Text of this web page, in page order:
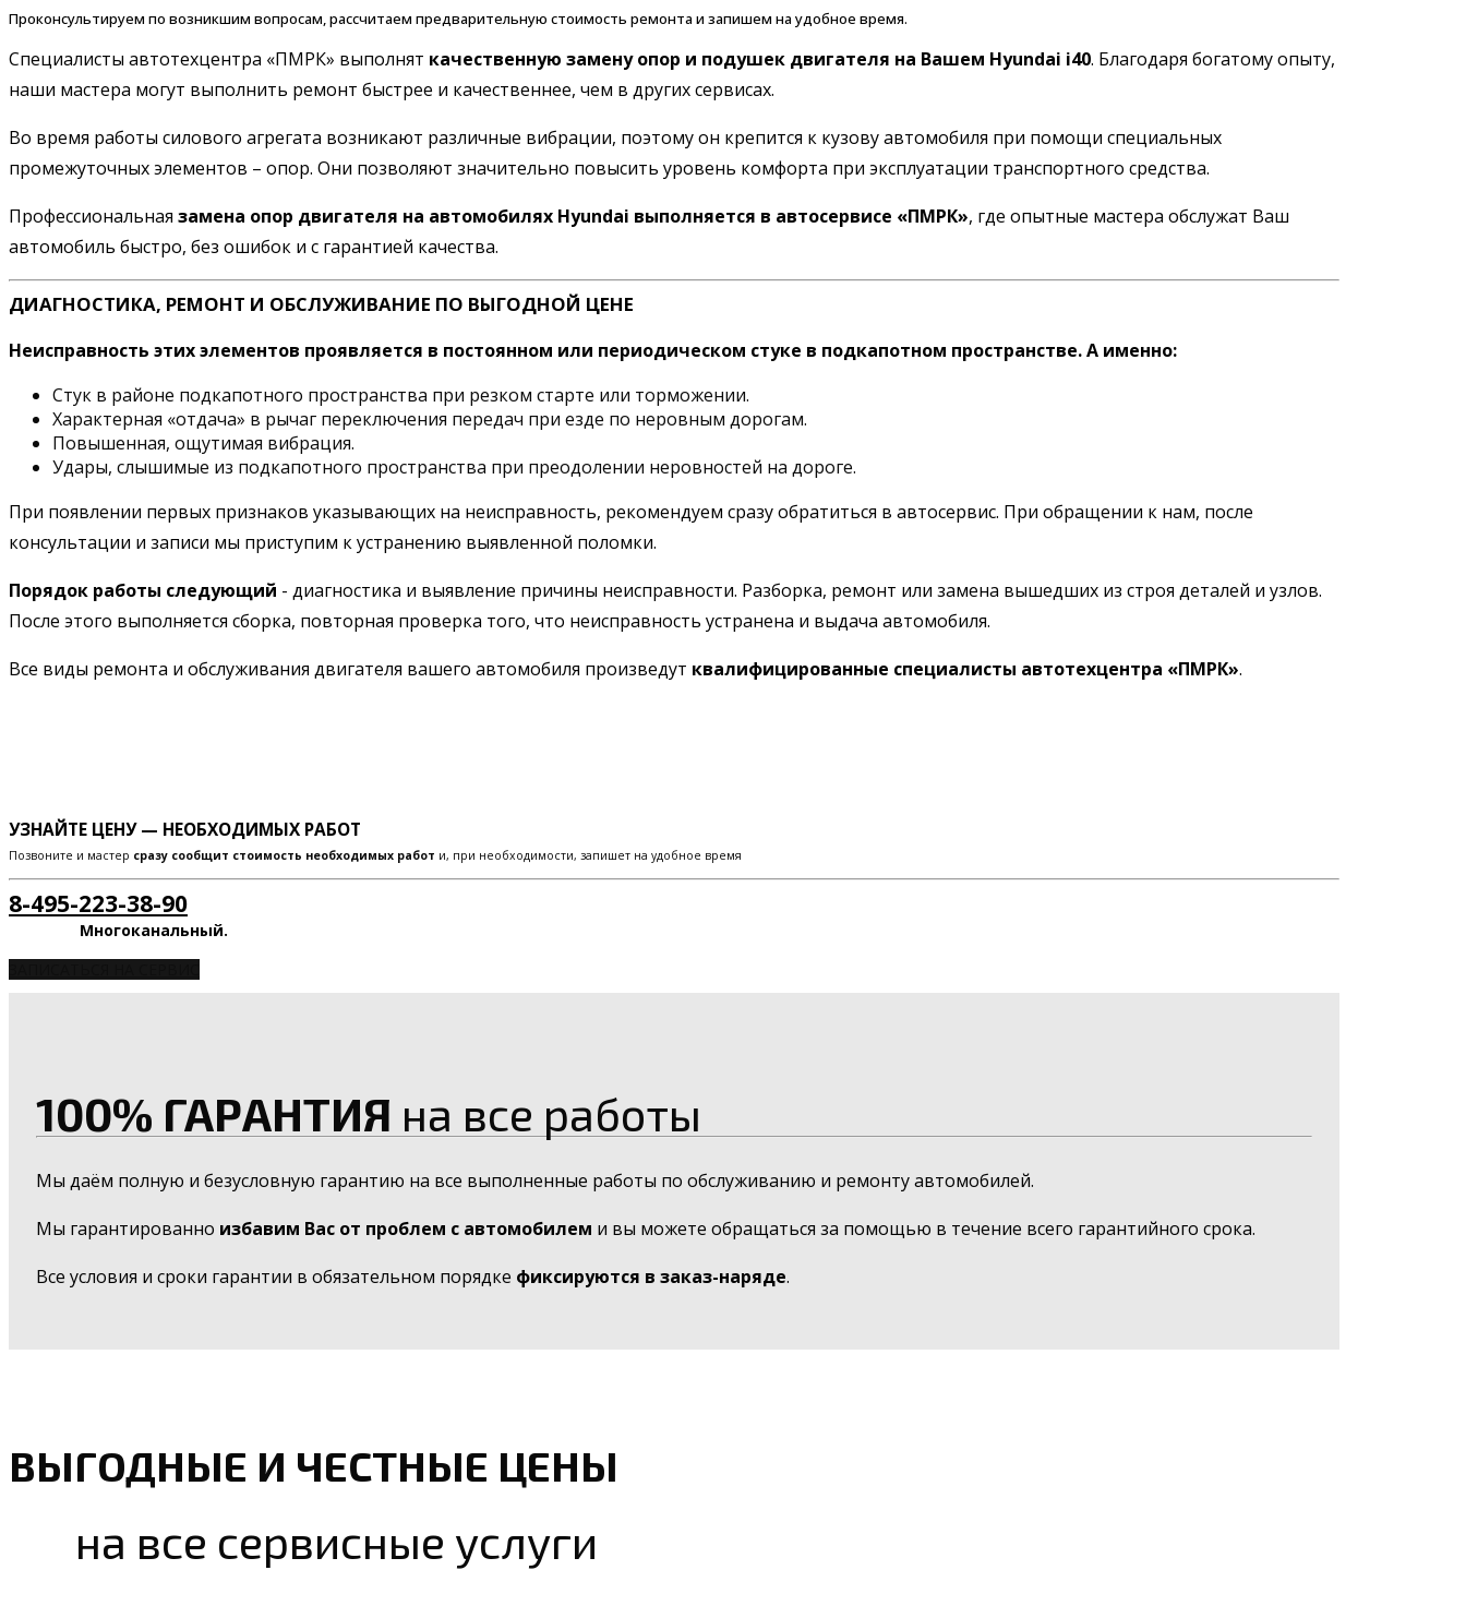
Проконсультируем по возникшим вопросам, рассчитаем предварительную стоимость ремонта и запишем на удобное время.
Специалисты автотехцентра «ПМРК» выполнят качественную замену опор и подушек двигателя на Вашем Hyundai i40. Благодаря богатому опыту,
наши мастера могут выполнить ремонт быстрее и качественнее, чем в других сервисах.
Во время работы силового агрегата возникают различные вибрации, поэтому он крепится к кузову автомобиля при помощи специальных
промежуточных элементов – опор. Они позволяют значительно повысить уровень комфорта при эксплуатации транспортного средства.
Профессиональная замена опор двигателя на автомобилях Hyundai выполняется в автосервисе «ПМРК», где опытные мастера обслужат Ваш
автомобиль быстро, без ошибок и с гарантией качества.
ДИАГНОСТИКА, РЕМОНТ И ОБСЛУЖИВАНИЕ ПО ВЫГОДНОЙ ЦЕНЕ
Неисправность этих элементов проявляется в постоянном или периодическом стуке в подкапотном пространстве. А именно:
Стук в районе подкапотного пространства при резком старте или торможении.
Характерная «отдача» в рычаг переключения передач при езде по неровным дорогам.
Повышенная, ощутимая вибрация.
Удары, слышимые из подкапотного пространства при преодолении неровностей на дороге.
При появлении первых признаков указывающих на неисправность, рекомендуем сразу обратиться в автосервис. При обращении к нам, после
консультации и записи мы приступим к устранению выявленной поломки.
Порядок работы следующий - диагностика и выявление причины неисправности. Разборка, ремонт или замена вышедших из строя деталей и узлов.
После этого выполняется сборка, повторная проверка того, что неисправность устранена и выдача автомобиля.
Все виды ремонта и обслуживания двигателя вашего автомобиля произведут квалифицированные специалисты автотехцентра «ПМРК».
УЗНАЙТЕ ЦЕНУ — НЕОБХОДИМЫХ РАБОТ
Позвоните и мастер сразу сообщит стоимость необходимых работ и, при необходимости, запишет на удобное время
8-495-223-38-90
Многоканальный.
100% ГАРАНТИЯ на все работы
Мы даём полную и безусловную гарантию на все выполненные работы по обслуживанию и ремонту автомобилей.
Мы гарантированно избавим Вас от проблем с автомобилем и вы можете обращаться за помощью в течение всего гарантийного срока.
Все условия и сроки гарантии в обязательном порядке фиксируются в заказ-наряде.
ВЫГОДНЫЕ И ЧЕСТНЫЕ ЦЕНЫ
на все сервисные услуги